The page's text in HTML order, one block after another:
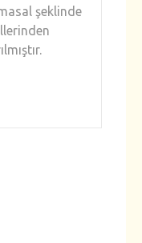
şeklinde